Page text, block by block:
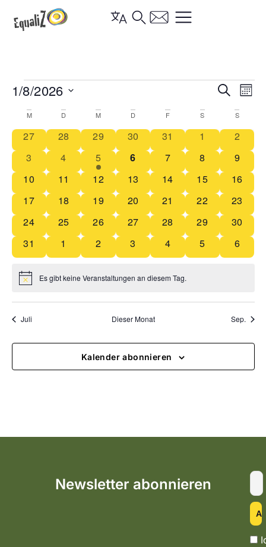
und
Suche
1/8/2026
wählen.
Kalender
von
Veranstaltungen
M D M D F S S
0 Veranstaltungen
27 0 Veranstaltungen
28 0 Veranstaltungen
29 0 Veranstaltungen
30 0 Veranstaltungen
31 0
1 0
2
0 Veranstaltungen
3 0 Veranstaltungen
4 1 Veranstaltung
5 0 Veranstaltungen
6 0 Veranstaltungen
7 0
8 0
9
0 Veranstaltungen
10 1 Veranstaltung
11 1 Veranstaltung
12 1 Veranstaltung
13 1 Veranstaltung
14 0
15 0
16
0 Veranstaltungen
17 0 Veranstaltungen
18 2 Veranstaltungen
19 0 Veranstaltungen
20 0 Veranstaltungen
21 0
22 0
23
0 Veranstaltungen
24 0 Veranstaltungen
25 1 Veranstaltung
26 0 Veranstaltungen
27 0 Veranstaltungen
28 0
29 0
30
0 Veranstaltungen
31 0 Veranstaltungen
1 1 Veranstaltung
2 0 Veranstaltungen
3 0 Veranstaltungen
4 0
5 0
6
HinweisEs gibt keine Veranstaltungen an diesem Tag.
Juli Dieser Monat Sep.
Kalender abonnieren
Newsletter abonnieren